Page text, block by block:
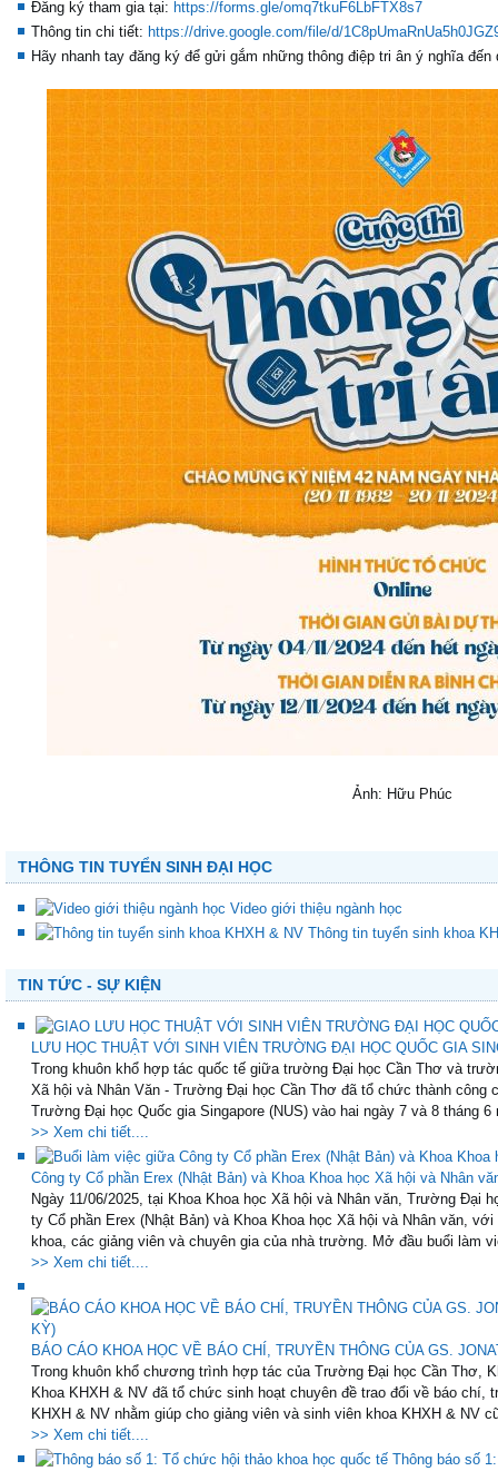
Đăng ký tham gia tại: https://forms.gle/omq7tkuF6LbFTX8s7
Thông tin chi tiết: https://drive.google.com/file/d/
Hãy nhanh tay đăng ký để gửi gắm những thông điệp tri ân ý nghĩa đến
Ảnh: Hữu Phúc
THÔNG TIN TUYỂN SINH ĐẠI HỌC
Video giới thiệu ngành học
Thông tin tuyển sinh khoa
TIN TỨC - SỰ KIỆN
LƯU HỌC THUẬT VỚI SINH VIÊN TRƯỜNG ĐẠI HỌC QUỐC GIA
Trong khuôn khổ hợp tác quốc tế giữa trường Đại học Cần Thơ và
Xã hội và Nhân Văn - Trường Đại học Cần Thơ đã tổ chức thành
Trường Đại học Quốc gia Singapore (NUS) vào hai ngày 7 và 8 tháng 6
>> Xem chi tiết....
Công ty Cổ phần Erex (Nhật Bản) và Khoa Khoa học Xã hội và Nhân
Ngày 11/06/2025, tại Khoa Khoa học Xã hội và Nhân văn, Trường Đại
ty Cổ phần Erex (Nhật Bản) và Khoa Khoa học Xã hội và Nhân văn,
khoa, các giảng viên và chuyên gia của nhà trường. Mở đầu buổi làm
>> Xem chi tiết....
BÁO CÁO KHOA HỌC VỀ BÁO CHÍ, TRUYỀN THÔNG CỦA GS.
Trong khuôn khổ chương trình hợp tác của Trường Đại học Cần Thơ,
Khoa KHXH & NV đã tổ chức sinh hoạt chuyên đề trao đổi về báo chí,
KHXH & NV nhằm giúp cho giảng viên và sinh viên khoa KHXH & NV
>> Xem chi tiết....
Thông báo số